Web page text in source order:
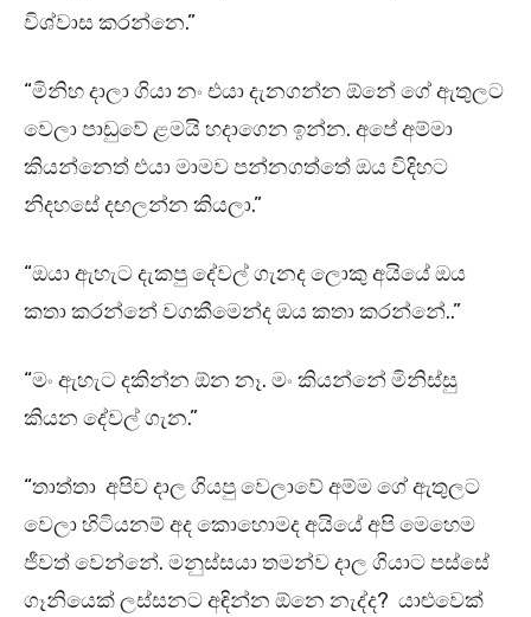
විශ්වාස කරන්නෙ.”
“මිනිහ දාලා ගියා නං එයා දැනගන්න ඕනේ ගේ ඇතුලට
වෙලා පාඩුවේ ළමයි හදාගෙන ඉන්න. අපේ අම්මා
කියන්නෙත් එයා මාමව පන්නගත්තේ ඔය විදිහට
නිදහසේ දඟලන්න කියලා.”
“ඔයා ඇහැට දැකපු දේවල් ගැනද ලොකු අයියේ ඔය
කතා කරන්නේ වගකීමෙන්ද ඔය කතා කරන්නේ..”
“මං ඇහැට දකින්න ඕන නෑ. මං කියන්නේ මිනිස්සු
කියන දේවල් ගැන.”
“තාත්තා අපිව දාල ගියපු වෙලාවේ අම්ම ගේ ඇතුලට
වෙලා හිටියනම් අද කොහොමද අයියේ අපි මෙහෙම
ජීවත් වෙන්නේ. මනුස්සයා තමන්ව දාල ගියාට පස්සේ
ගෑනියෙක් ලස්සනට අඳින්න ඕනෙ නැද්ද? යාළුවෙක්